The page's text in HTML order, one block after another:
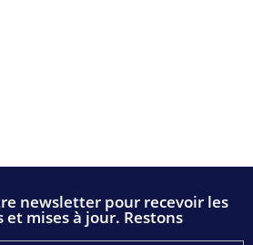
newsletter pour recevoir les
mises à jour. Restons